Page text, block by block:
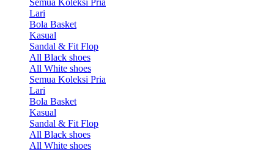
Lari
Bola Basket
Kasual
Sandal & Fit Flop
All Black shoes
All White shoes
Semua Koleksi Pria
Lari
Bola Basket
Kasual
Sandal & Fit Flop
All Black shoes
All White shoes